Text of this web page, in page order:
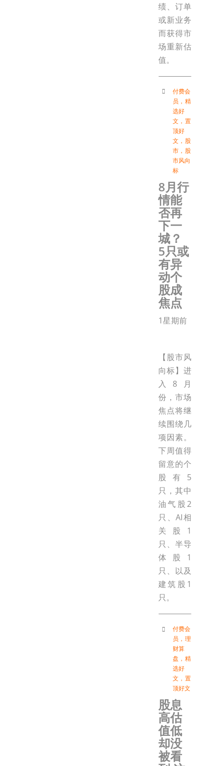
绩、订单
或新业务
而获得市
场重新估
值。
付费会
员 ， 精
选好
文 ， 置
顶好
文 ， 股
市 ， 股
市风向
标
8月行
情能
否再
下一
城？
5只或
有异
动个
股成
焦点
1星期前
【股市风
向标】进
入8月
份，市场
焦点将继
续围绕几
项因素。
下周值得
留意的个
股有5
只，其中
油气股2
只、AI相
关股1
只、半导
体股1
只、以及
建筑股1
只。
付费会
员 ， 理
财算
盘 ， 精
选好
文 ， 置
顶好文
股息
高估
值低
却没
被看